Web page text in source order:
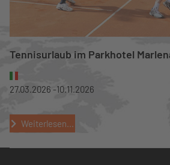
Tennisurlaub im Parkhotel
27.03.2026 -10.11.2026
Weiterlesen...